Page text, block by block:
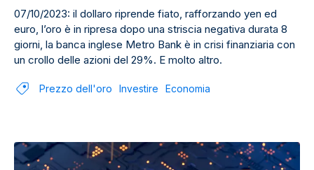
07/10/2023: il dollaro riprende fiato, rafforzando yen ed
euro, l’oro è in ripresa dopo una striscia negativa durata 8
giorni, la banca inglese Metro Bank è in crisi finanziaria con
un crollo delle azioni del 29%. E molto altro.
Prezzo dell'oro Investire Economia